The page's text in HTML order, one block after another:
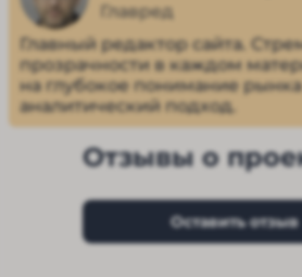
Главред
Главный редактор сайта.
прозрачности в каждом
на глубокое понимание
аналитический подход.
Отзывы о
Оставить отзыв